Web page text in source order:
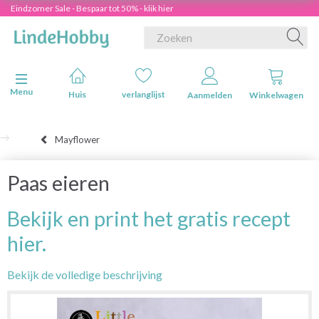
Eindzomer Sale - Bespaar tot 50% - klik hier
Navigatie in-/uitschakelen
Menu
Huis verlanglijst Aanmelden Winkelwagen
Mayflower
Paas eieren
Bekijk en print het gratis recept
hier.
Bekijk de volledige beschrijving